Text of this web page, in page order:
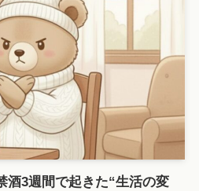
酒3週間で起きた“生活の変